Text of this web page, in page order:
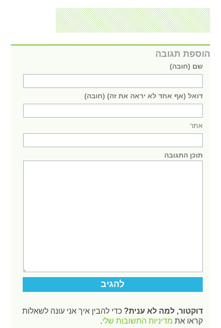
הוספת תגובה
שם (חובה)
דואל (אף אחד לא יראה את זה) (חובה)
אתר
תוכן התגובה
דוקטור, למה לא ענית? כדי להבין איך אני עונה לשאלות
קראו את מדיניות התשובות שלי.